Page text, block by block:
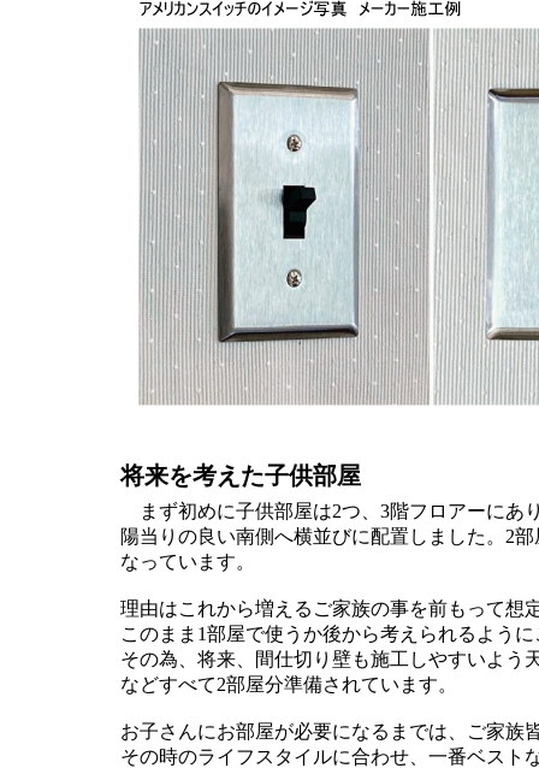
将来を考えた子供部屋
まず初めに子供部屋は2つ、3階フロアーにあ
陽当りの良い南側へ横並びに配置しました。2
なっています。
理由はこれから増えるご家族の事を前もって想
このまま1部屋で使うか後から考えられるよう
その為、将来、間仕切り壁も施工しやすいよう
などすべて2部屋分準備されています。
お子さんにお部屋が必要になるまでは、ご家族
その時のライフスタイルに合わせ、一番ベスト